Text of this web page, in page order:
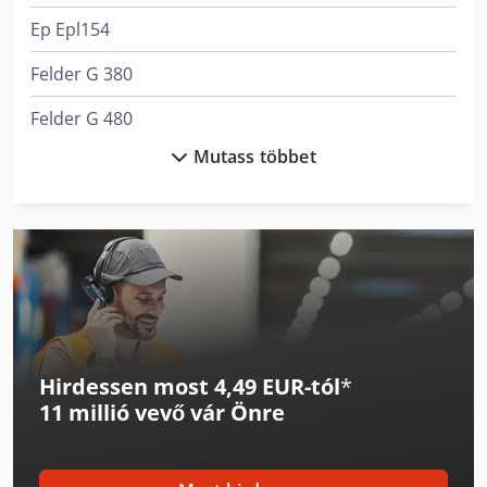
Ep Epl154
Felder G 380
Felder G 480
Linde L 10
Linde L 12
Linde L 14
Linde L 16
Man L 2000
Mutass többet
Hirdessen most 4,49 EUR-tól*
11 millió vevővár Önre